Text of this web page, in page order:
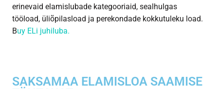
erinevaid elamislubade kategooriaid, sealhulgas
tööload, üliõpilasload ja perekondade kokkutuleku load.
Buy ELi juhiluba.
SAKSAMAA ELAMISLOA SAAMISE